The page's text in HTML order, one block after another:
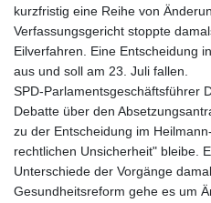
kurzfristig eine Reihe von
Verfassungsgericht stoppte
Eilverfahren. Eine Entscheidung
aus und soll am 23. Juli fallen.
SPD-Parlamentsgeschäftsführer
Debatte über den
zu der Entscheidung im
rechtlichen Unsicherheit" bleibe.
Unterschiede der Vorgänge
Gesundheitsreform gehe es um